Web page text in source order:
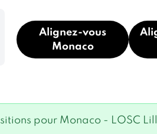
Alignez-vous
Monaco
pour Monaco - LOSC